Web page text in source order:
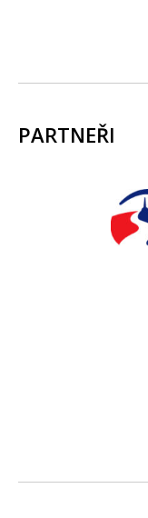
PARTNEŘI